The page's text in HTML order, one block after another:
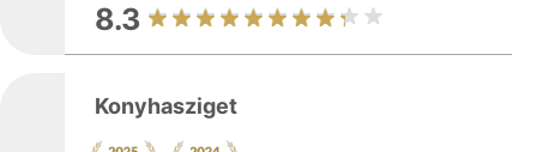
8.3
Konyhasziget